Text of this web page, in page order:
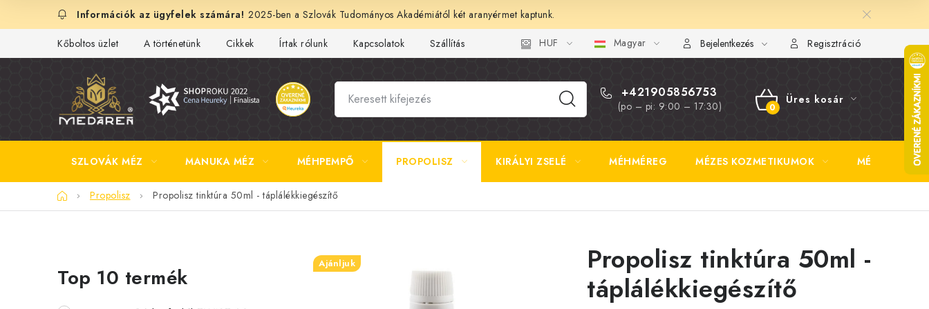
tartalomhoz
2025-ben a Szlovák Tudományos Akadémiától két aranyérmet kaptunk.
Kőboltos üzlet A történetünk Cikkek Írtak rólunk Kapcsolatok Szállítás és fizetés Gyakori kérdések FAQ Fotogaléria Általános üzleti feltételek Adatvédelem
HUF Magyar Bejelentkezés Regisztráció
+421905856753
(po – pi: 9:00 – 17:30) KOSÁR
Üres kosár
SZLOVÁK MÉZ MANUKA MÉZ MÉHPEMPŐ PROPOLISZ KIRÁLYI ZSELÉ MÉHMÉREG MÉZES KOZMETIKUMOK MÉZSÖR
KezdőlapPropolisz Propolisz tinktúra 50ml - táplálékkiegészítő
l
Top 10 termék
Propolisz tinktúra 50ml -
táplálékkiegészítő
Ajánljuk